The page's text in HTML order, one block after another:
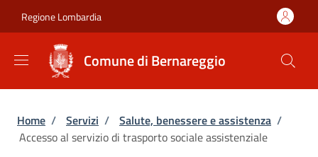
Regione Lombardia
Comune di Bernareggio
Briciole di pane
Home / Servizi / Salute, benessere e assistenza /
Accesso al servizio di trasporto sociale assistenziale